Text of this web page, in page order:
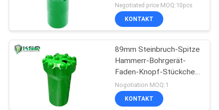
Negotiated price MOQ:10pcs
KONTAKT
89mm Steinbruch-Spitze
Hammerr-Bohrgerät-
Faden-Knopf-Stückchen
Bergbau-T45
Nogotiation MOQ:1
KONTAKT